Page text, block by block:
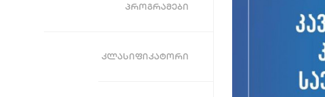
ᲞᲠᲝᲒᲠᲐᲛᲔᲑᲘ
ᲙᲚᲐᲡᲘᲤᲘᲙᲐᲢᲝᲠᲘ